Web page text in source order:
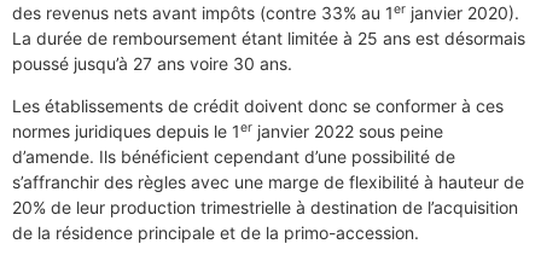
des revenus nets avant impôts (contre 33% au 1er janvier 2020).
La durée de remboursement étant limitée à 25 ans est désormais
poussé jusqu’à 27 ans voire 30 ans.
Les établissements de crédit doivent donc se conformer à ces
normes juridiques depuis le 1er janvier 2022 sous peine
d’amende. Ils bénéficient cependant d’une possibilité de
s’affranchir des règles avec une marge de flexibilité à hauteur de
20% de leur production trimestrielle à destination de l’acquisition
de la résidence principale et de la primo-accession.